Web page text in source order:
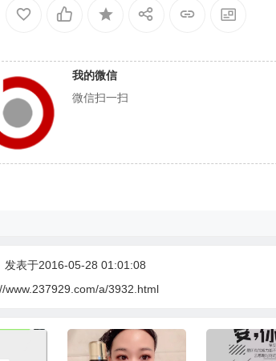
我的微信
微信扫一扫
发表于2016-05-28 01:01:08
www.237929.com/a/3932.html